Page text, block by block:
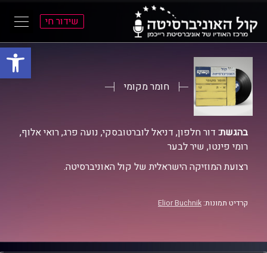
פתח
הראשי
הראשי
שידור חי
חומר מקומי
בהגשת: דור חלפון, דניאל לוברטובסקי, נועה פרג, רואי אלוף,
רומי פינטו, שיר לבער
רצועת המוזיקה הישראלית של קול האוניברסיטה.
קרדיט תמונות: Elior Buchnik